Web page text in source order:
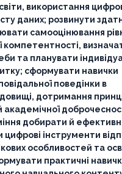
використання
даних; розвинути
самооцінювання
компетентності,
та планувати
сформувати навички
поведінки в
дотримання
академічної
добирати й
цифрові інструменти
особливостей та
практичні